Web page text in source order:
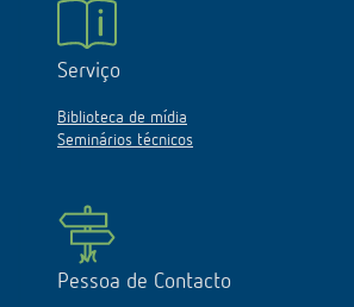
Serviço
Biblioteca de mídia
Seminários técnicos
Pessoa de Contacto